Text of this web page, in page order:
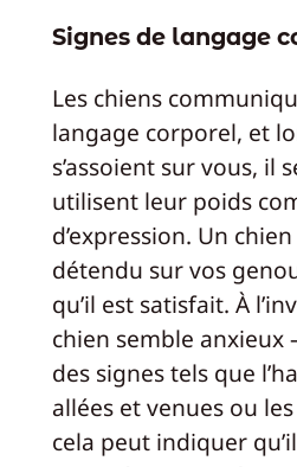
Signes de langage
Les chiens
langage corporel, et
s’assoient sur vous, il
utilisent leur poids
d’expression. Un
détendu sur vos
qu’il est satisfait. À
chien semble anxieux
des signes tels que
allées et venues ou
cela peut indiquer